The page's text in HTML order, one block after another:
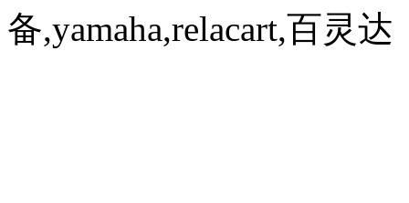
备,yamaha,relacart,百灵达